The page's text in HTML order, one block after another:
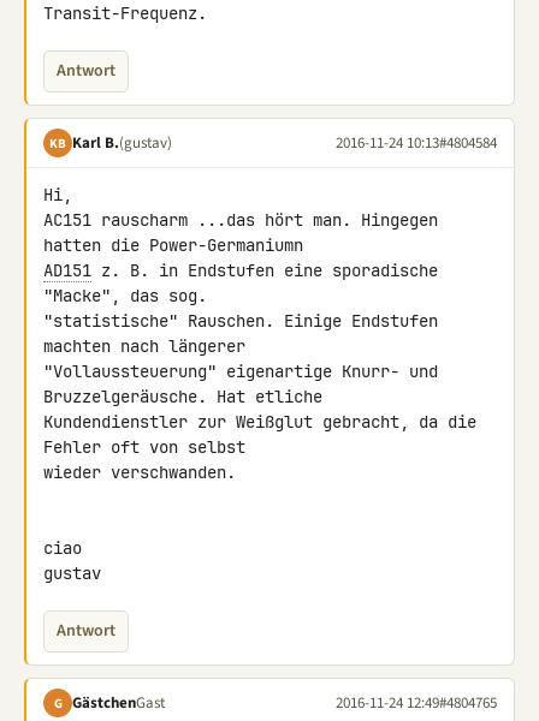
Transit-Frequenz.
Antwort
KB Karl B.(gustav) 2016-11-24 10:13#4804584
Hi,
AC151 rauscharm ...das hört man. Hingegen
AD151 z. B. in Endstufen eine sporadische
"Macke", das sog.
"statistische" Rauschen. Einige Endstufen
machten nach längerer
"Vollaussteuerung" eigenartige Knurr- und
Bruzzelgeräusche. Hat etliche
Kundendienstler zur Weißglut gebracht, da die
Fehler oft von selbst
wieder verschwanden.
ciao
gustav
Antwort
G GästchenGast 2016-11-24 12:49#4804765